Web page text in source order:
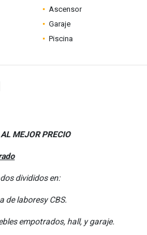
Ascensor
Garaje
Piscina
MEJOR PRECIO
divididos en:
de laboresy CBS.
empotrados, hall, y garaje.